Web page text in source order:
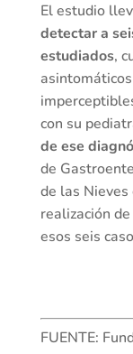
El estudio
detectar a
estudiados,
con su
de ese
de
de las Nieves
realización
esos seis
FUENTE: